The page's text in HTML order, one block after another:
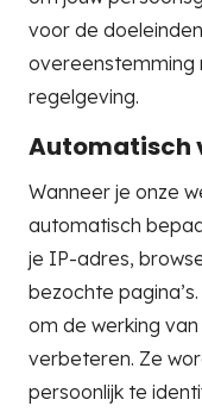
voor de
overeenstemming
regelgeving.
Automatisch
Wanneer je onze
automatisch
je IP-adres,
bezochte
om de werking
verbeteren. Ze
persoonlijk te